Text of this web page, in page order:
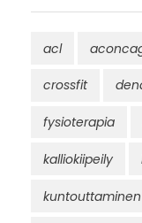
acl
crossfit
fysioterapia
kalliokiipeily
kuntouttaminen